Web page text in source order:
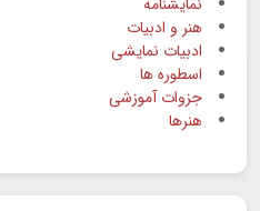
هنر و ادبیات
ادبیات نمایشی
اسطوره ها
جزوات آموزشی
هنرها